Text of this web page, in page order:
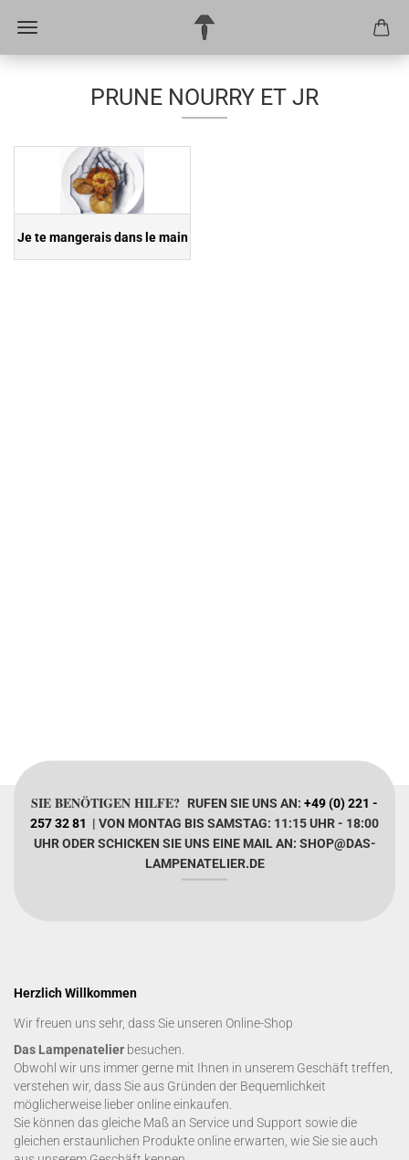
PRUNE NOURRY ET JR
Je te mangerais dans le main
SIE BENÖTIGEN HILFE? RUFEN SIE UNS AN: +49 (0) 221 -
257 32 81 | VON MONTAG BIS SAMSTAG: 11:15 UHR - 18:00
UHR ODER SCHICKEN SIE UNS EINE MAIL AN: SHOP@DAS-
LAMPENATELIER.DE
Herzlich Willkommen
Wir freuen uns sehr, dass Sie unseren Online-Shop
Das Lampenatelier besuchen.
Obwohl wir uns immer gerne mit Ihnen in unserem Geschäft treffen,
verstehen wir, dass Sie aus Gründen der Bequemlichkeit
möglicherweise lieber online einkaufen.
Sie können das gleiche Maß an Service und Support sowie die
gleichen erstaunlichen Produkte online erwarten, wie Sie sie auch